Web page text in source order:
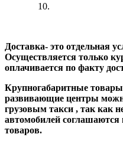
Доставка- это отдельная
Осуществляется только
оплачивается по факту
Крупногабаритные
развивающие центры
грузовым такси , так как
автомобилей соглашаются
товаров.